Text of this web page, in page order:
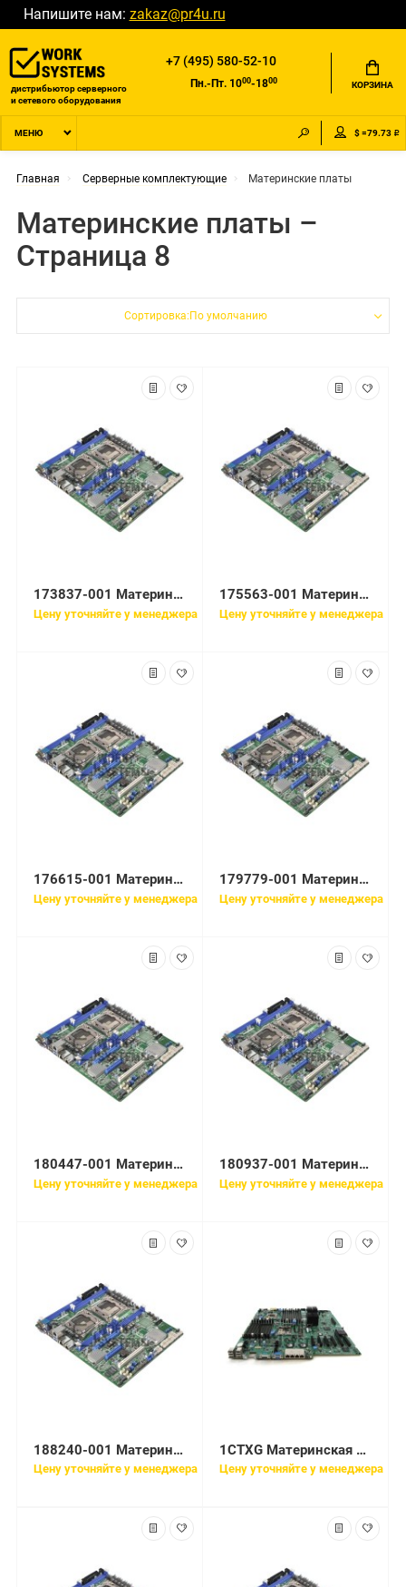
Напишите нам: zakaz@pr4u.ru
дистрибьютор серверного
и сетевого оборудования
+7 (495) 580-52-10
Пн.-Пт. 1000-1800 КОРЗИНА
МЕНЮ $ =79.73 ₽
Главная Серверные комплектующие Материнские платы
Материнские платы –
Страница 8
Сортировка:По умолчанию
173837-001 Материнская плата HP System I/O
Цену уточняйте у менеджера
175563-001 Материнская плата HP System I/O
Цену уточняйте у менеджера
176615-001 Материнская плата HP
Цену уточняйте у менеджера
179779-001 Материнская плата HP SPS-BD PROC W/TRAY
Цену уточняйте у менеджера
180447-001 Материнская плата HP SPS-TRAYPCIX I/O
Цену уточняйте у менеджера
180937-001 Материнская плата HP Compaq Auxillary Fan Board Proliant DL590/64
Цену уточняйте у менеджера
188240-001 Материнская плата HP SPS-BDSYSTEM I/OW/O PROC
Цену уточняйте у менеджера
1CTXG Материнская плата Dell T710 Server Motherboard Intel 5520
Цену уточняйте у менеджера